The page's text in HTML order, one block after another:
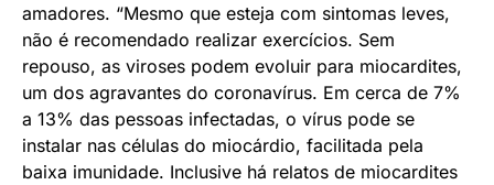
amadores. “Mesmo que esteja com sintomas leves,
não é recomendado realizar exercícios. Sem
repouso, as viroses podem evoluir para miocardites,
um dos agravantes do coronavírus. Em cerca de 7%
a 13% das pessoas infectadas, o vírus pode se
instalar nas células do miocárdio, facilitada pela
baixa imunidade. Inclusive há relatos de miocardites